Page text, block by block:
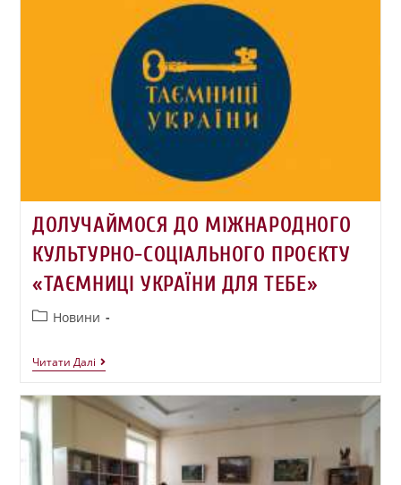
ДОЛУЧАЙМОСЯ ДО МІЖНАРОДНОГО
КУЛЬТУРНО-СОЦІАЛЬНОГО ПРОЄКТУ
«ТАЄМНИЦІ УКРАЇНИ ДЛЯ ТЕБЕ»
Новини
Читати Далі